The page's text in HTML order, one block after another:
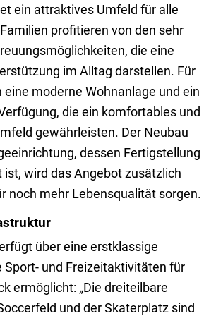
ein attraktives Umfeld für alle
profitieren von den sehr
die eine
im Alltag darstellen. Für
eine moderne Wohnanlage und ein
die ein komfortables und
gewährleisten. Der Neubau
dessen Fertigstellung
ist, wird das Angebot zusätzlich
noch mehr Lebensqualität sorgen.
über eine erstklassige
Sport- und Freizeitaktivitäten für
ermöglicht: „Die dreiteilbare
und der Skaterplatz sind